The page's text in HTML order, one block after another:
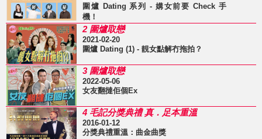
圍爐 Dating 系列 - 媾女前要 Check 手
機！
2 圍爐取戀
2021-02-20
圍爐 Dating (1) - 靚女點解冇拖拍？
3 圍爐取戀
2022-05-06
女友翻撻佢個Ex
4 毛記分獎典禮 真．足本重溫
2016-01-12
分獎典禮重溫：曲金曲獎